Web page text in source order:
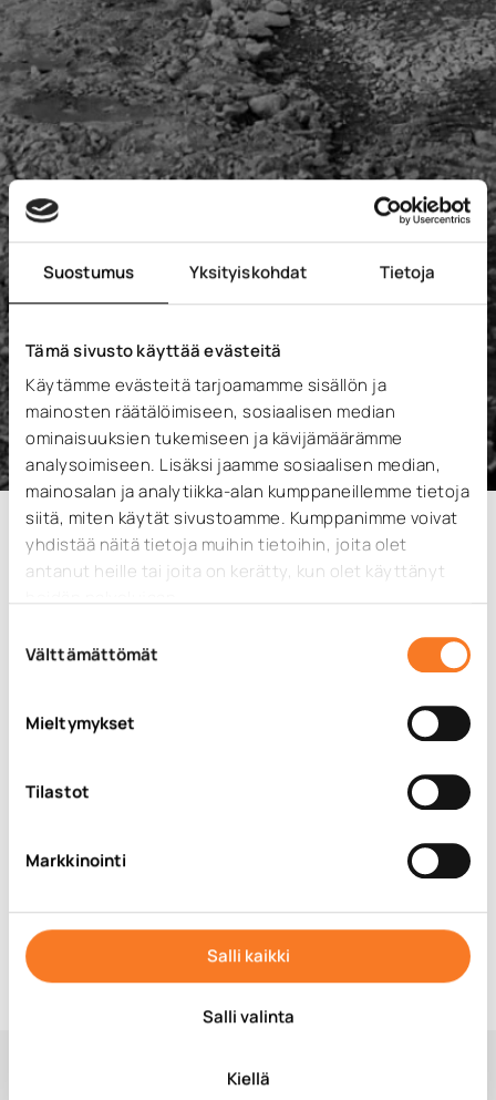
Suostumus Yksityiskohdat Tietoja
Tämä sivusto käyttää evästeitä
Käytämme evästeitä tarjoamamme sisällön ja
mainosten räätälöimiseen, sosiaalisen median
ominaisuuksien tukemiseen ja kävijämäärämme
analysoimiseen. Lisäksi jaamme sosiaalisen median,
mainosalan ja analytiikka-alan kumppaneillemme tietoja
siitä, miten käytät sivustoamme. Kumppanimme voivat
yhdistää näitä tietoja muihin tietoihin, joita olet
antanut heille tai joita on kerätty, kun olet käyttänyt
valinta
Välttämättömät
Mieltymykset
Tilastot
Markkinointi
Salli kaikki
Salli valinta
Kiellä
Tie- ja inframittaukset
Meiltä saat kaikki tie- ja inframittaukset
Teiden merkintämittaukset
merkintämittaukset
Kaapeleiden merkintä, kartoitus ja
Kaivuun ja täyttöjen määrälaskennat
Maanmittaukset
Kalliokartoitukset